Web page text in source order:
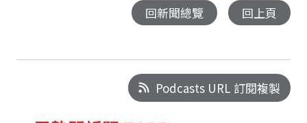
回新聞總覽 回上頁
Podcasts URL 訂閱複製